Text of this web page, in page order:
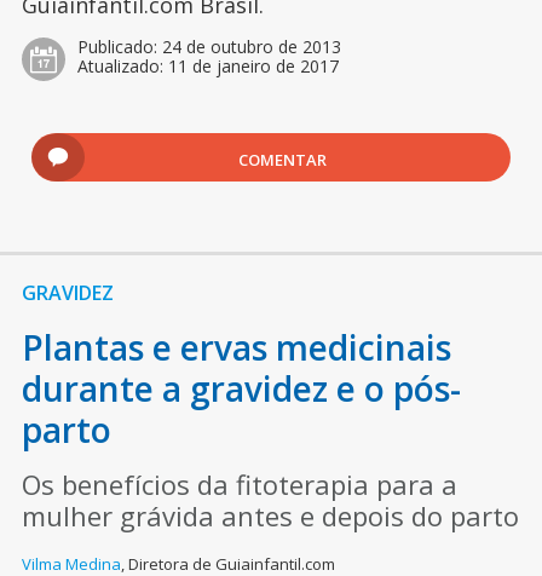
Publicado: 24 de outubro de 2013
Atualizado: 11 de janeiro de 2017
COMENTAR
GRAVIDEZ
Plantas e ervas medicinais
durante a gravidez e o pós-
parto
Os benefícios da fitoterapia para a
mulher grávida antes e depois do parto
Vilma Medina,Diretora de Guiainfantil.com